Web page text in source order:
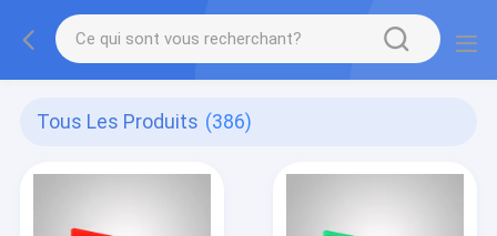
Tous Les Produits (386)